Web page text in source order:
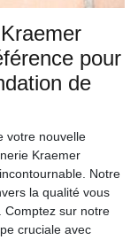
pour
de
votre nouvelle
Kraemer
Notre
la qualité vous
Comptez sur notre
cruciale avec